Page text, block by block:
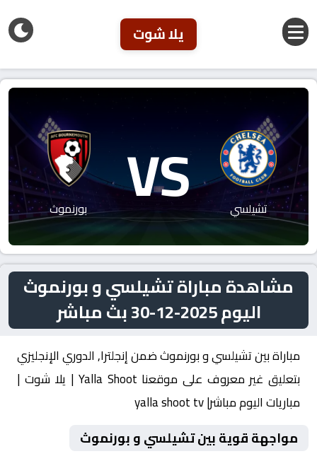
يلا شوت
تشيلسي VS بورنموث
مشاهدة مباراة تشيلسي و بورنموث
اليوم 2025-12-30 بث مباشر
مباراة بين تشيلسي و بورنموث ضمن إنجلترا, الدوري الإنجليزي
بتعليق غير معروف على موقعنا Yalla Shoot | يلا شوت |
مباريات اليوم مباشر| yalla shoot tv
مواجهة قوية بين تشيلسي و بورنموث